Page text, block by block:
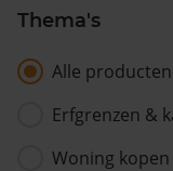
Thema's
Alle producten
Erfgrenzen &
Woning